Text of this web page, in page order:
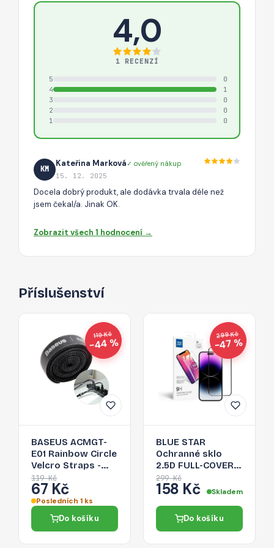
4,0
1 RECENZÍ
5
0
4
1
3
0
2
0
1
0
KM
Kateřina Marková✓ ověřený nákup
15. 12. 2025
Docela dobrý produkt, ale dodávka trvala déle než
jsem čekal/a. Jinak OK.
Zobrazit všech 1 hodnocení →
Příslušenství
119 Kč
−44 %
BASEUS ACMGT-
E01 Rainbow Circle
Velcro Straps -
páska na suchý zip
pro organizaci
kabelů, 1m, černá
119 Kč
67 Kč
Posledních 1 ks
Do košíku
299 Kč
−47 %
BLUE STAR
Ochranné sklo
2.5D FULL-COVER
0.3mm pro iPhone
14 Pro Max, černý
299 Kč
158 Kč Skladem
Do košíku